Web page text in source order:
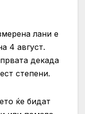
лани е
4 август.
декада
степени.
ќе бидат